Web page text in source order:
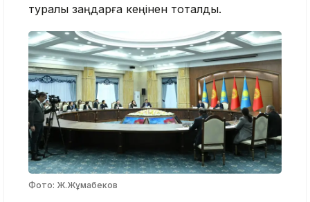
туралы заңдарға кеңінен тоқталды.
Фото: Ж.Жұмабеков